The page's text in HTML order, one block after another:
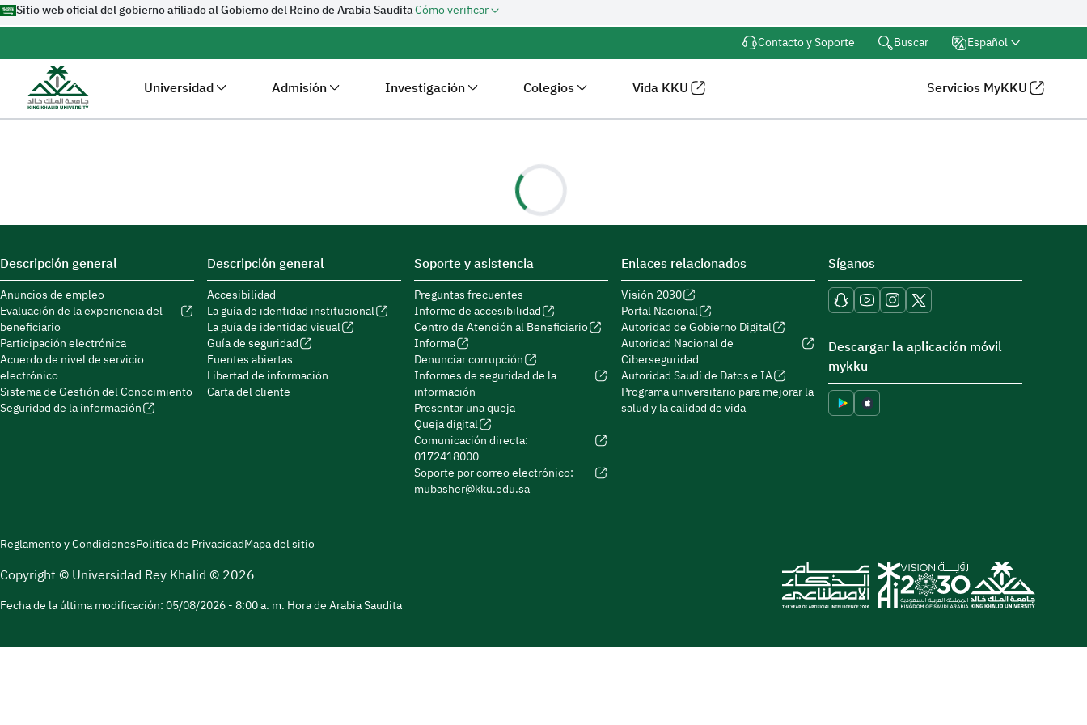
Sitio web oficial del gobierno afiliado al Gobierno del Reino de Arabia SauditaCómo verificar
Contacto y Soporte
Buscar Español
Universidad Admisión Investigación Colegios Vida KKU Servicios MyKKU
Descripción general
Anuncios de empleo
Evaluación de la experiencia del
beneficiario
Participación electrónica
Acuerdo de nivel de servicio
electrónico
Sistema de Gestión del Conocimiento
Seguridad de la información
Descripción general
Accesibilidad
La guía de identidad institucional
La guía de identidad visual
Guía de seguridad
Fuentes abiertas
Libertad de información
Carta del cliente
Soporte y asistencia
Preguntas frecuentes
Informe de accesibilidad
Centro de Atención al Beneficiario
Informa
Denunciar corrupción
Informes de seguridad de la
información
Presentar una queja
Queja digital
Comunicación directa:
0172418000
Soporte por correo electrónico:
mubasher@kku.edu.sa
Enlaces relacionados
Visión 2030
Portal Nacional
Autoridad de Gobierno Digital
Autoridad Nacional de
Ciberseguridad
Autoridad Saudí de Datos e IA
Programa universitario para mejorar la
salud y la calidad de vida
Síganos
Descargar la aplicación móvil
mykku
Reglamento y CondicionesPolítica de PrivacidadMapa del sitio
Copyright © Universidad Rey Khalid © 2026
Fecha de la última modificación:05/08/2026 - 8:00 a. m. Hora de Arabia Saudita